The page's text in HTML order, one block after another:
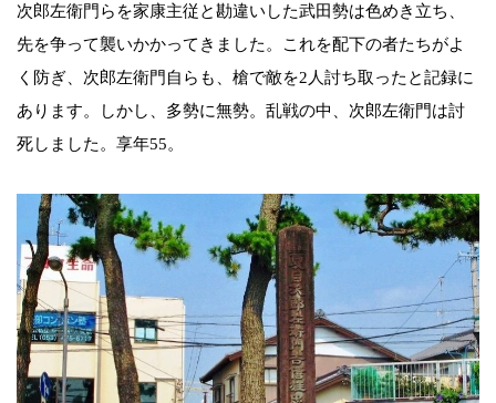
次郎左衛門らを家康主従と勘違いした武田勢は色めき立ち、
先を争って襲いかかってきました。これを配下の者たちがよ
く防ぎ、次郎左衛門自らも、槍で敵を2人討ち取ったと記録に
あります。しかし、多勢に無勢。乱戦の中、次郎左衛門は討
死しました。享年55。